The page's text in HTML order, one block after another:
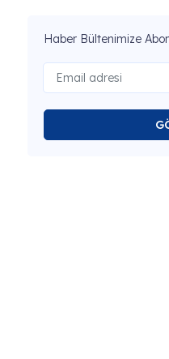
Haber Bültenimize